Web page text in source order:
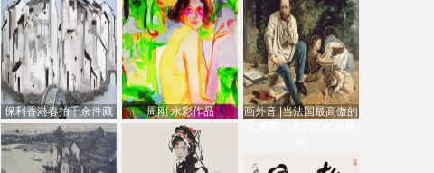
创
保利香港春拍千余件藏
品估价逾7亿港元，吴冠
中
周刚 水彩作品
画外音 |当法国最高傲的